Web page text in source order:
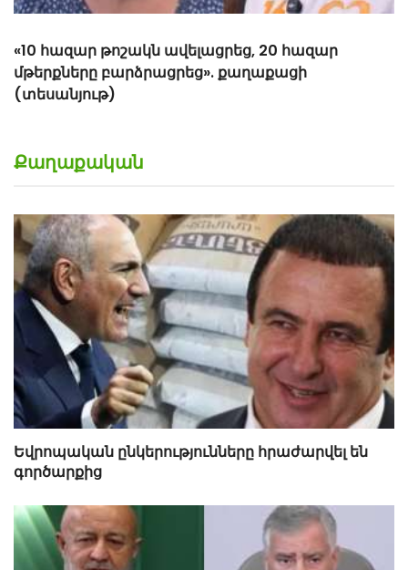
«10 հազար թոշակն ավելացրեց, 20 հազար
մթերքները բարձրացրեց». քաղաքացի
(տեսանյութ)
Քաղաքական
Եվրոպական ընկերությունները հրաժարվել են
գործարքից